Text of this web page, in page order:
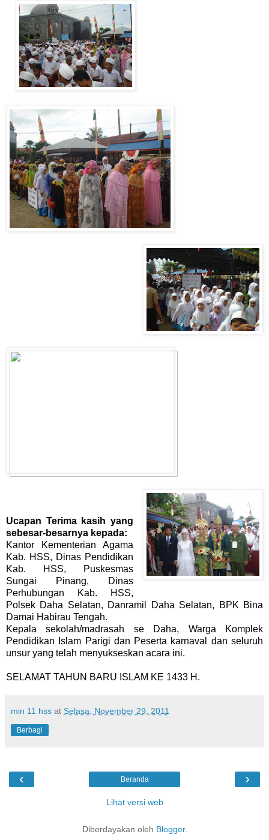
Ucapan Terima kasih yang
sebesar-besarnya kepada:
Kantor Kementerian Agama
Kab. HSS, Dinas Pendidikan
Kab. HSS, Puskesmas
Sungai Pinang, Dinas
Perhubungan Kab. HSS,
Polsek Daha Selatan, Danramil Daha Selatan, BPK Bina
Damai Habirau Tengah.
Kepala sekolah/madrasah se Daha, Warga Komplek
Pendidikan Islam Parigi dan Peserta karnaval dan seluruh
unsur yang telah menyukseskan acara ini.
SELAMAT TAHUN BARU ISLAM KE 1433 H.
min 11 hss at Selasa, November 29, 2011
Berbagi
‹ ›
Beranda
Lihat versi web
Diberdayakan oleh Blogger.